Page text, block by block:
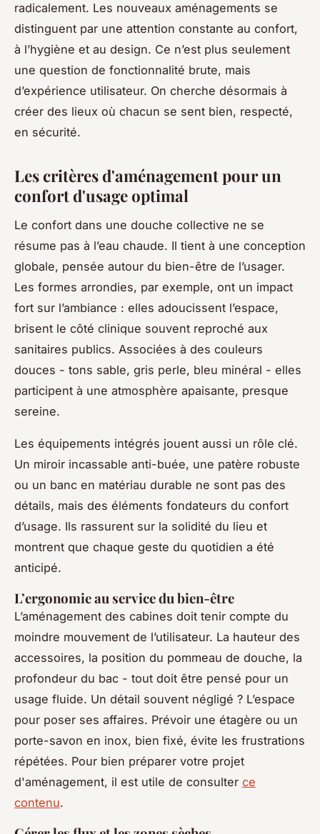
radicalement. Les nouveaux aménagements se
distinguent par une attention constante au confort,
à l’hygiène et au design. Ce n’est plus seulement
une question de fonctionnalité brute, mais
d’expérience utilisateur. On cherche désormais à
créer des lieux où chacun se sent bien, respecté,
en sécurité.
Les critères d'aménagement pour un
confort d'usage optimal
Le confort dans une douche collective ne se
résume pas à l’eau chaude. Il tient à une conception
globale, pensée autour du bien-être de l’usager.
Les formes arrondies, par exemple, ont un impact
fort sur l’ambiance : elles adoucissent l’espace,
brisent le côté clinique souvent reproché aux
sanitaires publics. Associées à des couleurs
douces - tons sable, gris perle, bleu minéral - elles
participent à une atmosphère apaisante, presque
sereine.
Les équipements intégrés jouent aussi un rôle clé.
Un miroir incassable anti-buée, une patère robuste
ou un banc en matériau durable ne sont pas des
détails, mais des éléments fondateurs du confort
d’usage. Ils rassurent sur la solidité du lieu et
montrent que chaque geste du quotidien a été
anticipé.
L’ergonomie au service du bien-être
L’aménagement des cabines doit tenir compte du
moindre mouvement de l’utilisateur. La hauteur des
accessoires, la position du pommeau de douche, la
profondeur du bac - tout doit être pensé pour un
usage fluide. Un détail souvent négligé ? L’espace
pour poser ses affaires. Prévoir une étagère ou un
porte-savon en inox, bien fixé, évite les frustrations
répétées. Pour bien préparer votre projet
d'aménagement, il est utile de consulter ce
contenu.